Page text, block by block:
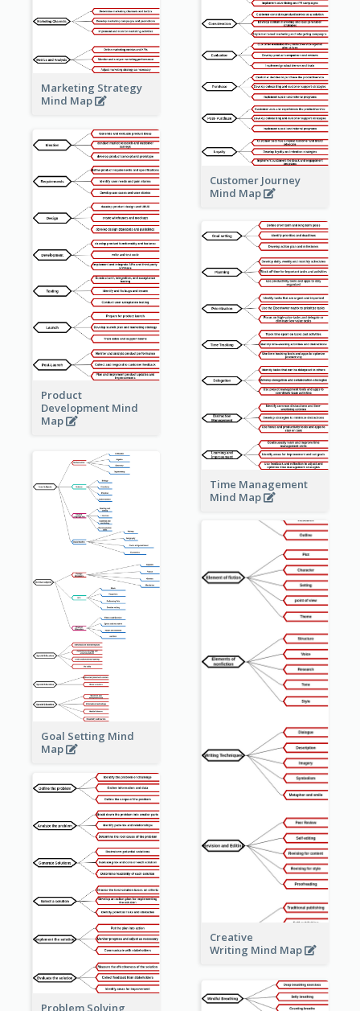
Marketing Strategy
Mind Map
Customer Journey
Mind Map
Product
Development Mind
Map
Time Management
Mind Map
Goal Setting Mind
Map
Creative
Writing Mind Map
Problem Solving